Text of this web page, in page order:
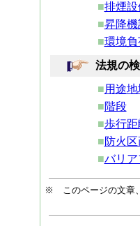
■排煙設
■昇降機
■環境
法規の
■用途
■階段
■歩行距
■防火
■バリ
※ このページの文章